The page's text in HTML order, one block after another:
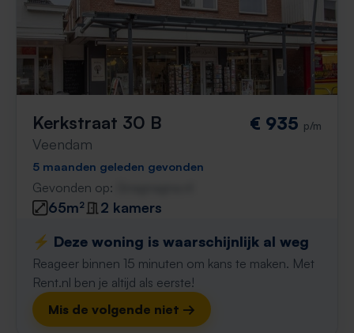
Kerkstraat 30 B
Veendam
€ 935 p/m
5 maanden geleden gevonden
Gevonden op:
65m²
2 kamers
⚡️ Deze woning is waarschijnlijk al weg
Reageer binnen 15 minuten om kans te maken. Met
Rent.nl ben je altijd als eerste!
Mis de volgende niet →